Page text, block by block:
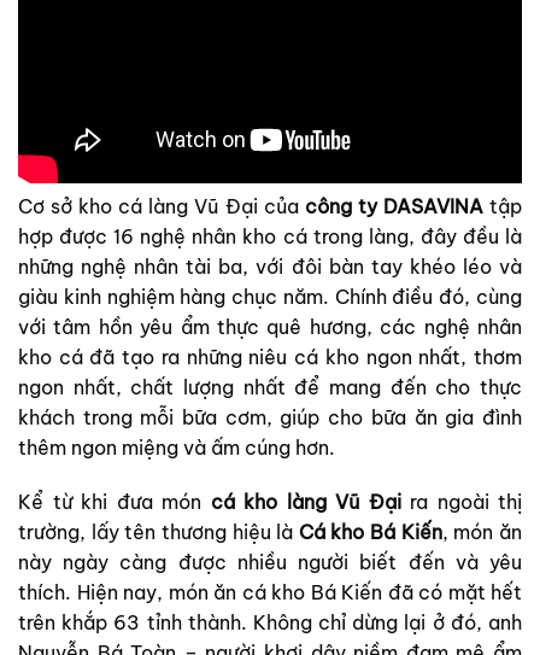
Cơ sở kho cá làng Vũ Đại của công ty DASAVINAtập
hợp được 16 nghệ nhân kho cá trong làng, đây đều là
những nghệ nhân tài ba, với đôi bàn tay khéo léo và
giàu kinh nghiệm hàng chục năm. Chính điều đó, cùng
với tâm hồn yêu ẩm thực quê hương, các nghệ nhân
kho cá đã tạo ra những niêu cá kho ngon nhất, thơm
ngon nhất, chất lượng nhất để mang đến cho thực
khách trong mỗi bữa cơm, giúp cho bữa ăn gia đình
thêm ngon miệng và ấm cúng hơn.
Kể từ khi đưa món cá kho làng Vũ Đạira ngoài thị
trường, lấy tên thương hiệu là Cá kho Bá Kiến, món ăn
này ngày càng được nhiều người biết đến và yêu
thích. Hiện nay, món ăn cá kho Bá Kiến đã có mặt hết
trên khắp 63 tỉnh thành. Không chỉ dừng lại ở đó, anh